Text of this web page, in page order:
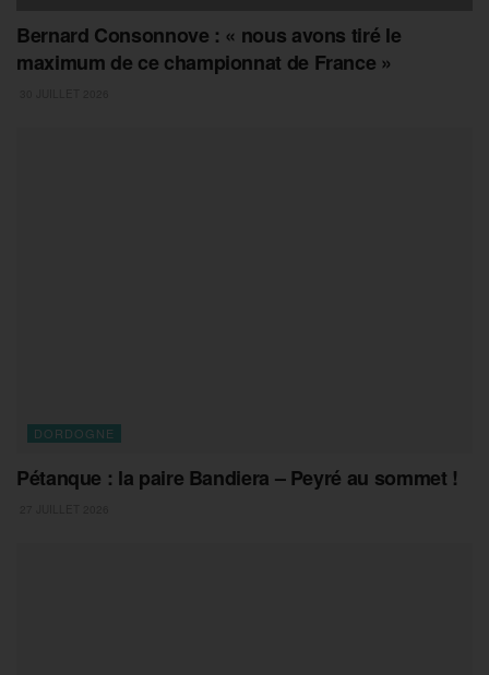
Bernard Consonnove : « nous avons tiré le
maximum de ce championnat de France »
DORDOGNE
Pétanque : la paire Bandiera – Peyré au sommet !